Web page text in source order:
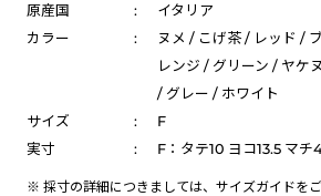
原産国
:
イタリア
カラー
:
ヌメ / こげ茶 / レッド /
レンジ / グリーン / ヤケ
/ グレー / ホワイト
サイズ
:
F
実寸
: F：タテ10 ヨコ13.5 マチ
※ 採寸の詳細につきましては、 サイズガイドを